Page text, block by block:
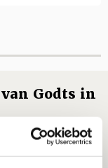
Godts in